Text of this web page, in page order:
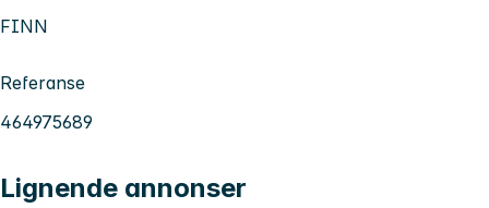
FINN
Referanse
464975689
Lignende annonser